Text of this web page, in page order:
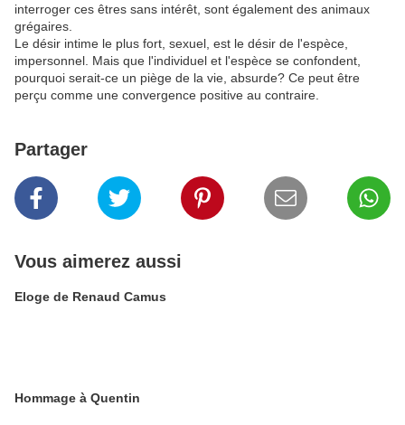
interroger ces êtres sans intérêt, sont également des animaux
grégaires.
Le désir intime le plus fort, sexuel, est le désir de l'espèce,
impersonnel. Mais que l'individuel et l'espèce se confondent,
pourquoi serait-ce un piège de la vie, absurde? Ce peut être
perçu comme une convergence positive au contraire.
Partager
Vous aimerez aussi
Eloge de Renaud Camus
Hommage à Quentin